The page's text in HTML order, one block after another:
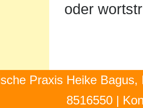
oder
Praxis Heike
8516550 |